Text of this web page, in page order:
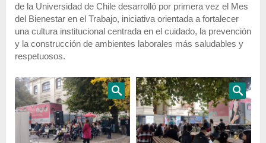
de la Universidad de Chile desarrolló por primera vez el Mes
del Bienestar en el Trabajo, iniciativa orientada a fortalecer
una cultura institucional centrada en el cuidado, la prevención
y la construcción de ambientes laborales más saludables y
respetuosos.